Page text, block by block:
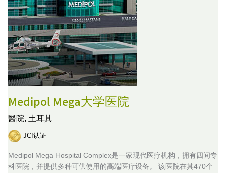
Medipol Mega大学医院
醫院, 土耳其
JCI认证
Medipol Mega Hospital Complex是一家现代医疗机构，拥有四间专
科医院，并提供多种可供使用的高端医疗设备。 该医院在其470个